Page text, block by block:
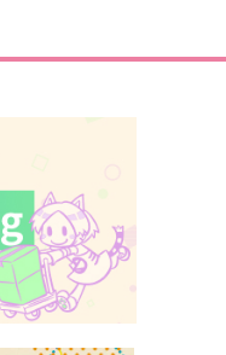
作品詳細